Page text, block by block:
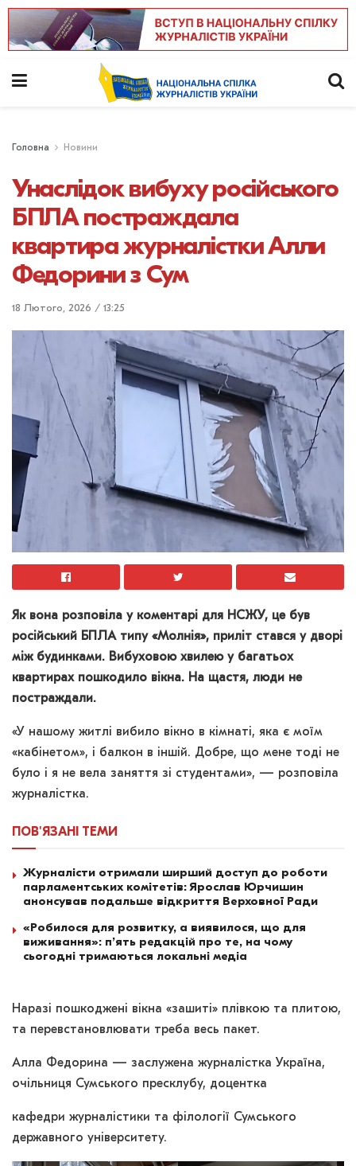
Головна Новини
Унаслідок вибуху російського
БПЛА постраждала
квартира журналістки Алли
Федорини з Сум
18 Лютого, 2026 / 13:25
Як вона розповіла у коментарі для НСЖУ, це був
російський БПЛА типу «Молнія», приліт стався у дворі
між будинками. Вибуховою хвилею у багатьох
квартирах пошкодило вікна. На щастя, люди не
постраждали.
«У нашому житлі вибило вікно в кімнаті, яка є моїм
«кабінетом», і балкон в іншій. Добре, що мене тоді не
було і я не вела заняття зі студентами», — розповіла
журналістка.
ПОВ'ЯЗАНІ ТЕМИ
Журналісти отримали ширший доступ до роботи
парламентських комітетів: Ярослав Юрчишин
анонсував подальше відкриття Верховної Ради
«Робилося для розвитку, а виявилося, що для
виживання»: п’ять редакцій про те, на чому
сьогодні тримаються локальні медіа
Наразі пошкоджені вікна «зашиті» плівкою та плитою,
та перевстановлювати треба весь пакет.
Алла Федорина — заслужена журналістка Україна,
очільниця Сумського пресклубу, доцентка
кафедри журналістики та філології Сумського
державного університету.